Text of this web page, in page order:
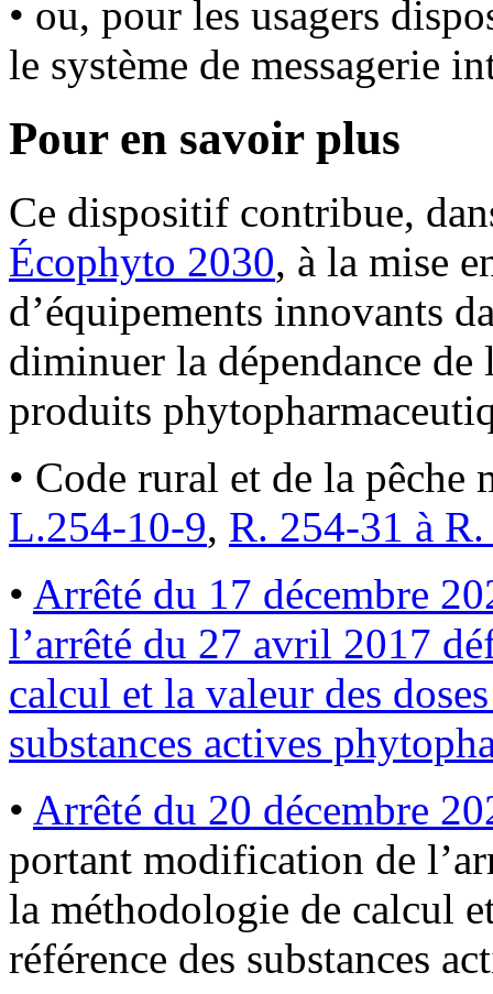
• ou, pour les usagers
le système de messagerie
Pour en savoir plus
Ce dispositif contribue,
Écophyto 2030, à la mise
d’équipements innovants
diminuer la dépendance
produits
• Code rural et de la
L.254-10-9, R. 254-31 à
• Arrêté du 17 décembre
l’arrêté du 27 avril 2017
calcul et la valeur des
substances actives
• Arrêté du 20 décembre
portant modification de
la méthodologie de calcul
référence des substances